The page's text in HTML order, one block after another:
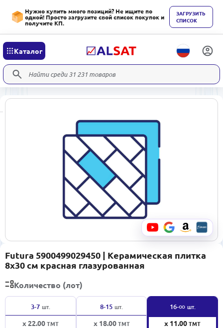
Нужно купить много позиций? Не ищите по
одной! Просто загрузите свой список покупок и
получите КП.
ЗАГРУЗИТЬ
СПИСОК
Каталог
Futura 5900499029450 | Керамическая плитка
8x30 см красная глазурованная
Количество (лот)
3-7 шт.
x 22.00ТМТ
8-15 шт.
x 18.00ТМТ
16-∞ шт.
x 11.00ТМТ